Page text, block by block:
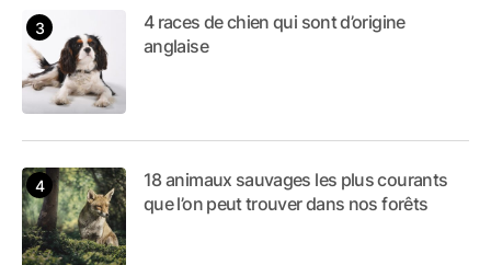
4 races de chien qui sont d’origine
anglaise
18 animaux sauvages les plus courants
que l’on peut trouver dans nos forêts